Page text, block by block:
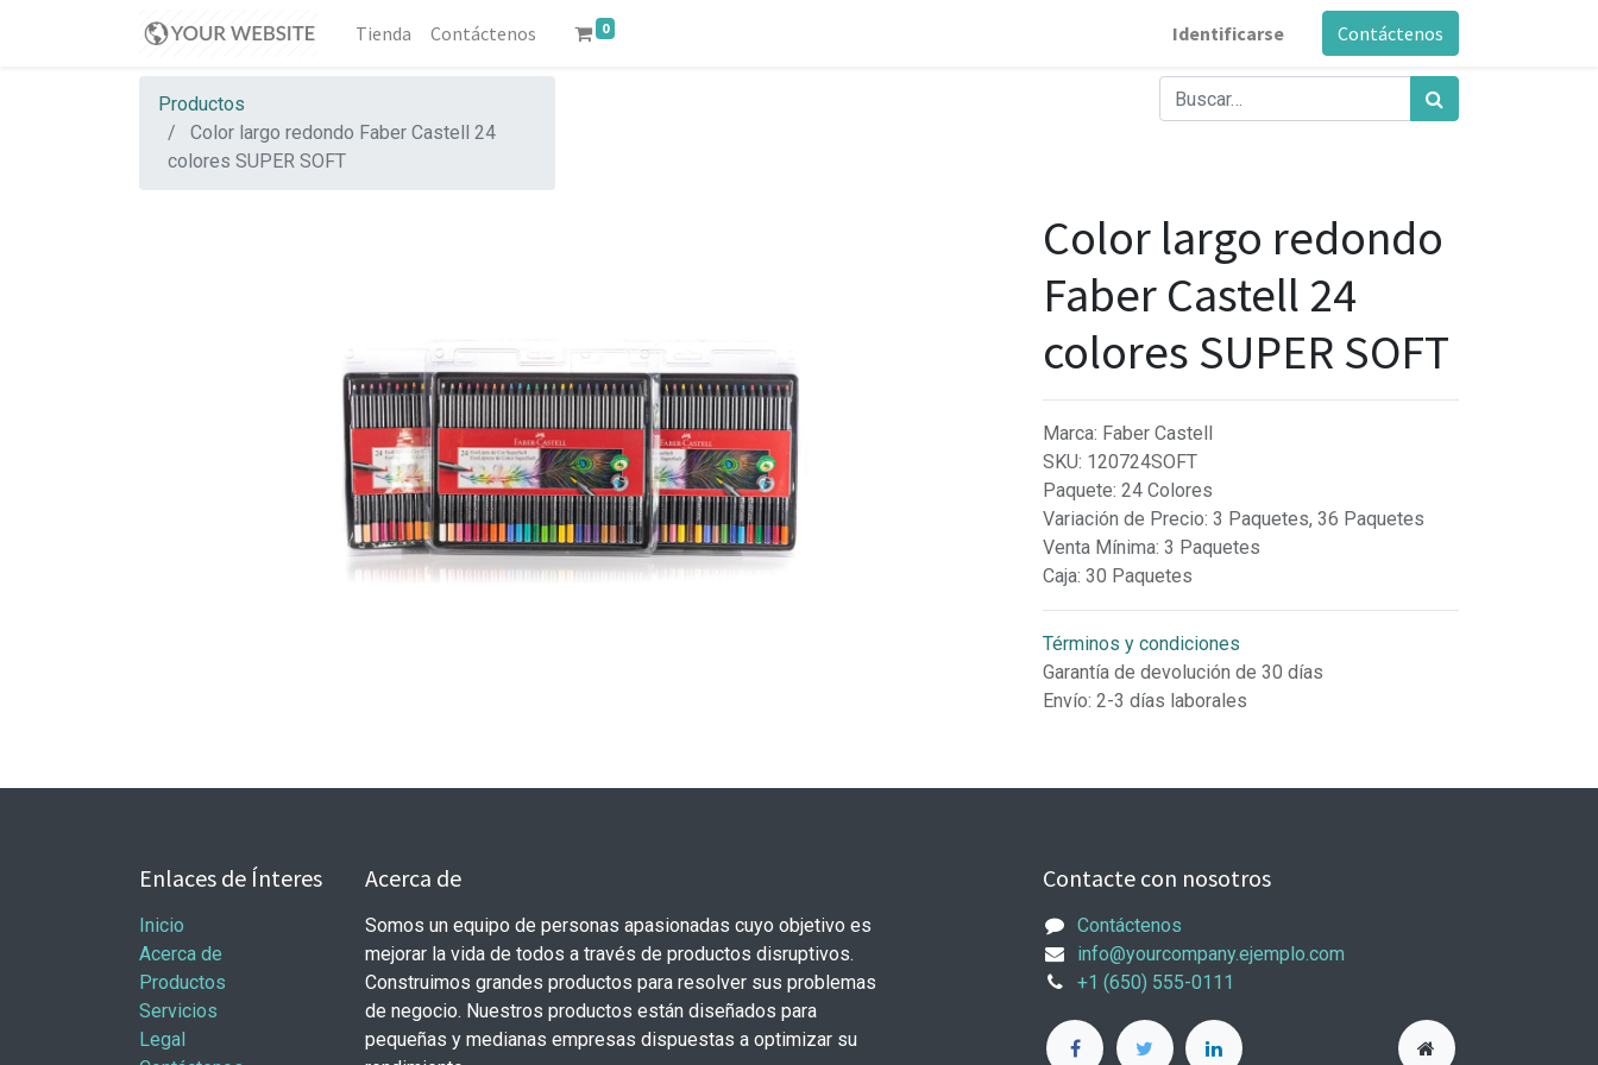
Tienda Contáctenos 0 Identificarse Contáctenos
Productos
Color largo redondo Faber Castell 24
colores SUPER SOFT
Color largo redondo
Faber Castell 24
colores SUPER SOFT
Marca: Faber Castell
SKU: 120724SOFT
Paquete: 24 Colores
Variación de Precio: 3 Paquetes, 36 Paquetes
Venta Mínima: 3 Paquetes
Caja: 30 Paquetes
Términos y condiciones
Garantía de devolución de 30 días
Envío: 2-3 días laborales
Enlaces de Ínteres
Inicio
Acerca de
Productos
Servicios
Legal
Acerca de
Somos un equipo de personas apasionadas cuyo objetivo es
mejorar la vida de todos a través de productos disruptivos.
Construimos grandes productos para resolver sus problemas
de negocio. Nuestros productos están diseñados para
pequeñas y medianas empresas dispuestas a optimizar su
Contacte con nosotros
Contáctenos
info@yourcompany.ejemplo.com
+1 (650) 555-0111